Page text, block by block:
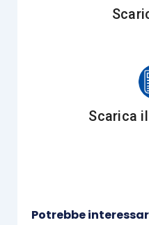
il richiedente
valutazione di
Scarica
Potrebbe